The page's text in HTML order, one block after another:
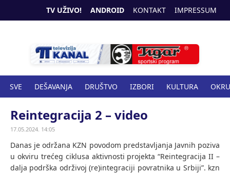
TV UŽIVO! ANDROID KONTAKT IMPRESSUM
SVE DEŠAVANJA DRUŠTVO IZBORI KULTURA
SPORT ZANIMLJIVOSTI ZDRAVSTVO
Reintegracija 2 – video
17.05.2024. 14:05
Danas je održana KZN povodom predstavljanja Javnih poziva
u okviru trećeg ciklusa aktivnosti projekta “Reintegracija II –
dalja podrška održivoj (re)integraciji povratnika u Srbiji”. kzn